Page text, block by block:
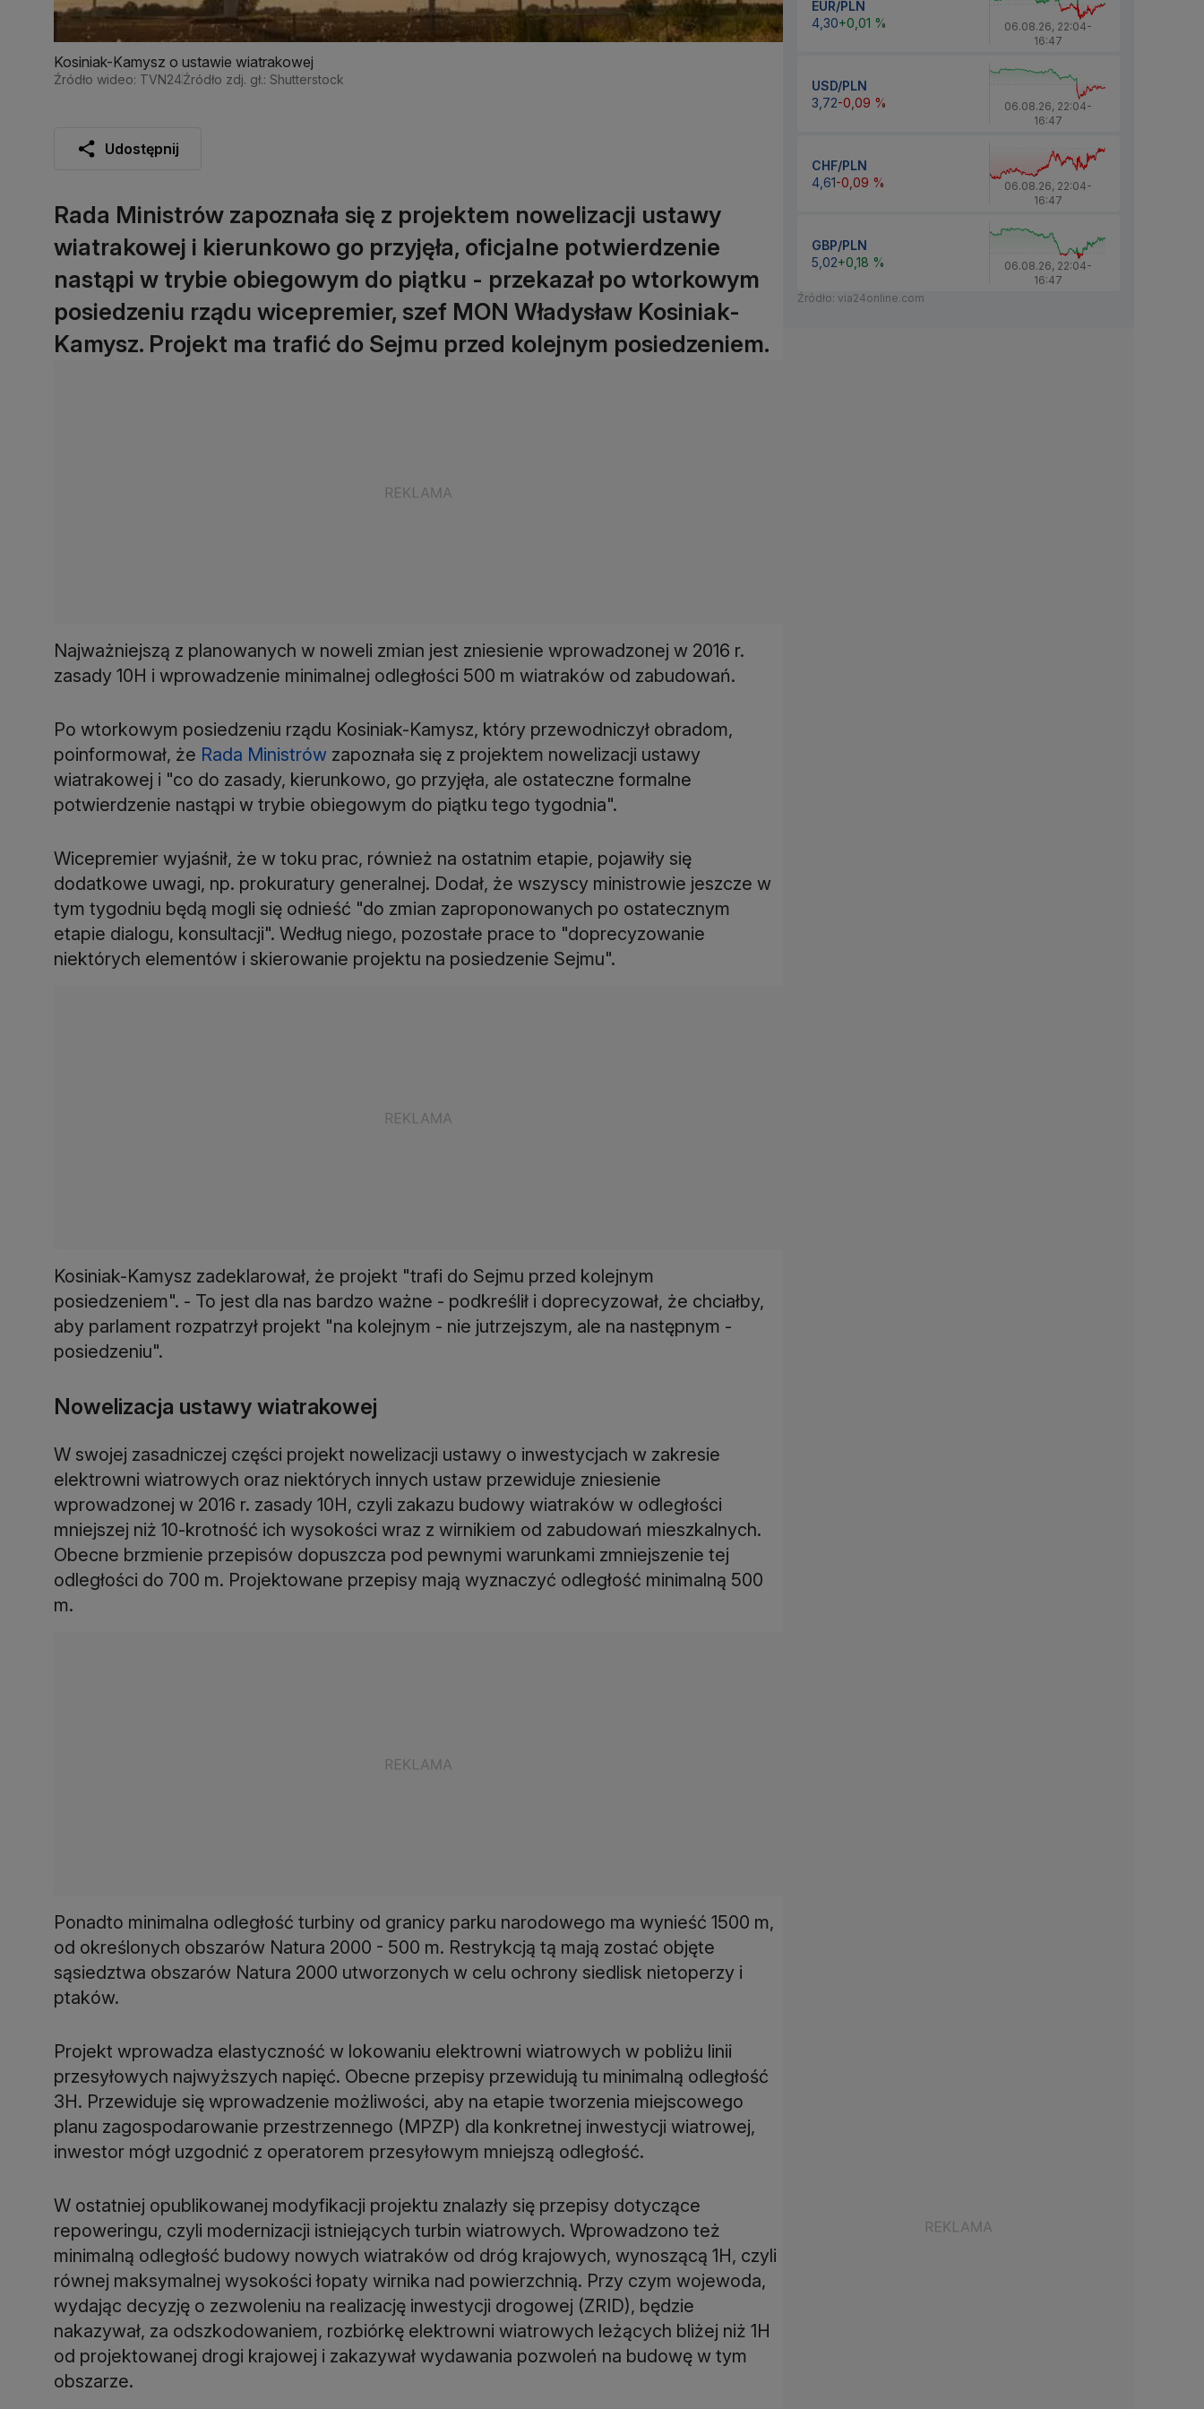
Kosiniak-Kamysz o ustawie wiatrakowej
Źródło wideo: TVN24Źródło zdj. gł.: Shutterstock
Udostępnij
Rada Ministrów zapoznała się z projektem nowelizacji ustawy
wiatrakowej i kierunkowo go przyjęła, oficjalne potwierdzenie
nastąpi w trybie obiegowym do piątku - przekazał po wtorkowym
posiedzeniu rządu wicepremier, szef MON Władysław Kosiniak-
Kamysz. Projekt ma trafić do Sejmu przed kolejnym posiedzeniem.
Najważniejszą z planowanych w noweli zmian jest zniesienie wprowadzonej w 2016 r.
zasady 10H i wprowadzenie minimalnej odległości 500 m wiatraków od zabudowań.
Po wtorkowym posiedzeniu rządu Kosiniak-Kamysz, który przewodniczył obradom,
poinformował, że Rada Ministrów zapoznała się z projektem nowelizacji ustawy
wiatrakowej i "co do zasady, kierunkowo, go przyjęła, ale ostateczne formalne
potwierdzenie nastąpi w trybie obiegowym do piątku tego tygodnia".
Wicepremier wyjaśnił, że w toku prac, również na ostatnim etapie, pojawiły się
dodatkowe uwagi, np. prokuratury generalnej. Dodał, że wszyscy ministrowie jeszcze w
tym tygodniu będą mogli się odnieść "do zmian zaproponowanych po ostatecznym
etapie dialogu, konsultacji". Według niego, pozostałe prace to "doprecyzowanie
niektórych elementów i skierowanie projektu na posiedzenie Sejmu".
Kosiniak-Kamysz zadeklarował, że projekt "trafi do Sejmu przed kolejnym
posiedzeniem". - To jest dla nas bardzo ważne - podkreślił i doprecyzował, że chciałby,
aby parlament rozpatrzył projekt "na kolejnym - nie jutrzejszym, ale na następnym -
posiedzeniu".
Nowelizacja ustawy wiatrakowej
W swojej zasadniczej części projekt nowelizacji ustawy o inwestycjach w zakresie
elektrowni wiatrowych oraz niektórych innych ustaw przewiduje zniesienie
wprowadzonej w 2016 r. zasady 10H, czyli zakazu budowy wiatraków w odległości
mniejszej niż 10-krotność ich wysokości wraz z wirnikiem od zabudowań mieszkalnych.
Obecne brzmienie przepisów dopuszcza pod pewnymi warunkami zmniejszenie tej
odległości do 700 m. Projektowane przepisy mają wyznaczyć odległość minimalną 500
m.
Ponadto minimalna odległość turbiny od granicy parku narodowego ma wynieść 1500 m,
od określonych obszarów Natura 2000 - 500 m. Restrykcją tą mają zostać objęte
sąsiedztwa obszarów Natura 2000 utworzonych w celu ochrony siedlisk nietoperzy i
ptaków.
Projekt wprowadza elastyczność w lokowaniu elektrowni wiatrowych w pobliżu linii
przesyłowych najwyższych napięć. Obecne przepisy przewidują tu minimalną odległość
3H. Przewiduje się wprowadzenie możliwości, aby na etapie tworzenia miejscowego
planu zagospodarowanie przestrzennego (MPZP) dla konkretnej inwestycji wiatrowej,
inwestor mógł uzgodnić z operatorem przesyłowym mniejszą odległość.
W ostatniej opublikowanej modyfikacji projektu znalazły się przepisy dotyczące
repoweringu, czyli modernizacji istniejących turbin wiatrowych. Wprowadzono też
minimalną odległość budowy nowych wiatraków od dróg krajowych, wynoszącą 1H, czyli
równej maksymalnej wysokości łopaty wirnika nad powierzchnią. Przy czym wojewoda,
wydając decyzję o zezwoleniu na realizację inwestycji drogowej (ZRID), będzie
nakazywał, za odszkodowaniem, rozbiórkę elektrowni wiatrowych leżących bliżej niż 1H
od projektowanej drogi krajowej i zakazywał wydawania pozwoleń na budowę w tym
obszarze.
EUR/PLN
4,30+0,01 % 06.08.26, 22:04-
16:47
USD/PLN
3,72-0,09 % 06.08.26, 22:04-
16:47
CHF/PLN
4,61-0,09 % 06.08.26, 22:04-
16:47
GBP/PLN
5,02+0,18 % 06.08.26, 22:04-
16:47
Źródło: via24online.com